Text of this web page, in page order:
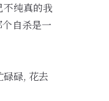
不纯真的我
自杀是一
碌, 花去